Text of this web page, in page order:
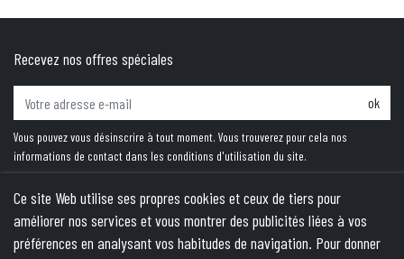
Recevez nos offres spéciales
ok
Vous pouvez vous désinscrire à tout moment. Vous trouverez pour cela nos
informations de contact dans les conditions d'utilisation du site.
PRODUITS
Ce site Web utilise ses propres cookies et ceux de tiers pour
améliorer nos services et vous montrer des publicités liées à vos
préférences en analysant vos habitudes de navigation. Pour donner